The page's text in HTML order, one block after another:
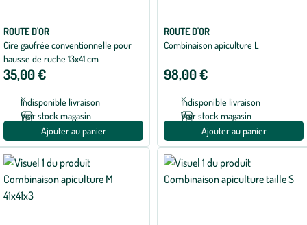
ROUTE D'OR
Cire gaufrée conventionnelle pour
hausse de ruche 13x41 cm
35,00 €
Indisponible livraison
Voir stock magasin
Ajouter au panier
ROUTE D'OR
Combinaison apiculture L
98,00 €
Indisponible livraison
Voir stock magasin
Ajouter au panier